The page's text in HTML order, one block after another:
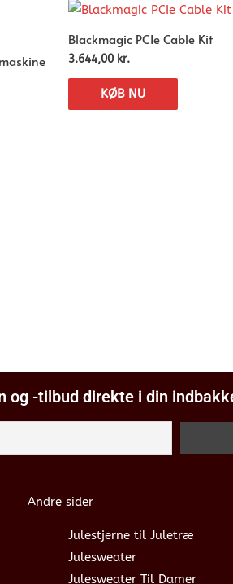
Blackmagic PCIe Cable Kit
3.644,00 kr.
KØB NU
og -tilbud direkte i din
Andre sider
Julestjerne til Juletræ
Julesweater
Julesweater Til Damer